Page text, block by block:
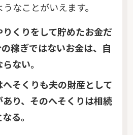
なことがいえます。
くりをして貯めたお金だ
稼ぎではないお金は、自
ない。
そくりも夫の財産として
り、そのへそくりは相続
る。